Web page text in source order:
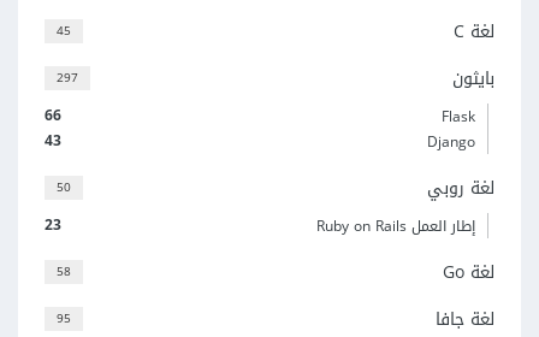
45 لغة C
297 بايثون
66
Flask
43
Django
50 لغة روبي
23 إطار العمل Ruby on Rails
58 لغة Go
95 لغة جافا